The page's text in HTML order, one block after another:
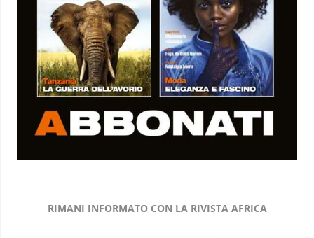
RIMANI INFORMATO CON LA RIVISTA AFRICA